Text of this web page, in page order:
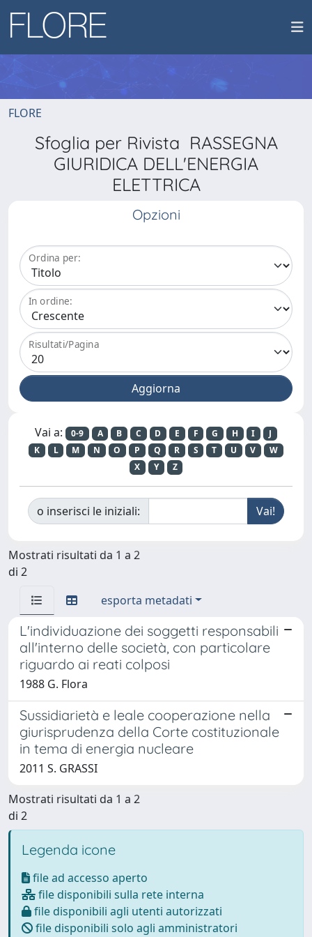
FLORE
Sfoglia per Rivista RASSEGNA
GIURIDICA DELL'ENERGIA
ELETTRICA
Opzioni
Ordina per:
In ordine:
Risultati/Pagina
Vai a: 0-9 A B C D E F G H I
J
K
L M N O P Q R S T U V
W
X
Y Z
o inserisci le iniziali:
Mostrati risultati da 1 a 2
di 2
esporta metadati
L'individuazione dei soggetti responsabili
all'interno delle società, con particolare
riguardo ai reati colposi
1988 G. Flora
Sussidiarietà e leale cooperazione nella
giurisprudenza della Corte costituzionale
in tema di energia nucleare
2011 S. GRASSI
Mostrati risultati da 1 a 2
di 2
Legenda icone
file ad accesso aperto
file disponibili sulla rete interna
file disponibili agli utenti autorizzati
file disponibili solo agli amministratori